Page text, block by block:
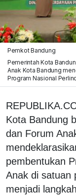
Pemkot Bandung
Pemerintah Kota
Anak Kota Bandung
Program Nasional
Kota Bandung
dan Forum
pembentukan
Anak di satuan
menjadi